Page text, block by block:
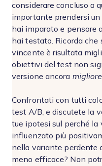
considerare concluso a
importante prendersi un
hai imparato e pensare
hai testato. Ricorda
vincente è risultata
obiettivi del test non
versione ancora migliore
Confrontati con tutti
test A/B, e discutete la
tue ipotesi sul perché
influenzato più
nella variante perdente
meno efficace? Non